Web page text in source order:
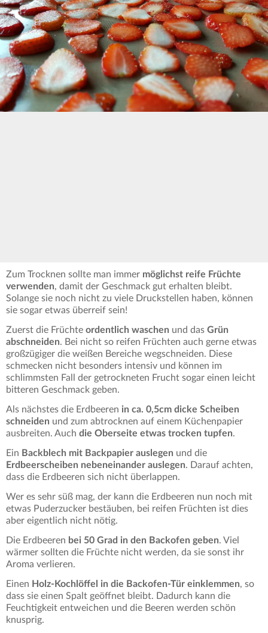
Zum Trocknen sollte man immer möglichst reife Früchte
verwenden, damit der Geschmack gut erhalten bleibt.
Solange sie noch nicht zu viele Druckstellen haben, können
sie sogar etwas überreif sein!
Zuerst die Früchte ordentlich waschen und das Grün
abschneiden. Bei nicht so reifen Früchten auch gerne etwas
großzügiger die weißen Bereiche wegschneiden. Diese
schmecken nicht besonders intensiv und können im
schlimmsten Fall der getrockneten Frucht sogar einen leicht
bitteren Geschmack geben.
Als nächstes die Erdbeeren in ca. 0,5cm dicke Scheiben
schneiden und zum abtrocknen auf einem Küchenpapier
ausbreiten. Auch die Oberseite etwas trocken tupfen.
Ein Backblech mit Backpapier auslegen und die
Erdbeerscheiben nebeneinander auslegen. Darauf achten,
dass die Erdbeeren sich nicht überlappen.
Wer es sehr süß mag, der kann die Erdbeeren nun noch mit
etwas Puderzucker bestäuben, bei reifen Früchten ist dies
aber eigentlich nicht nötig.
Die Erdbeeren bei 50 Grad in den Backofen geben. Viel
wärmer sollten die Früchte nicht werden, da sie sonst ihr
Aroma verlieren.
Einen Holz-Kochlöffel in die Backofen-Tür einklemmen, so
dass sie einen Spalt geöffnet bleibt. Dadurch kann die
Feuchtigkeit entweichen und die Beeren werden schön
knusprig.